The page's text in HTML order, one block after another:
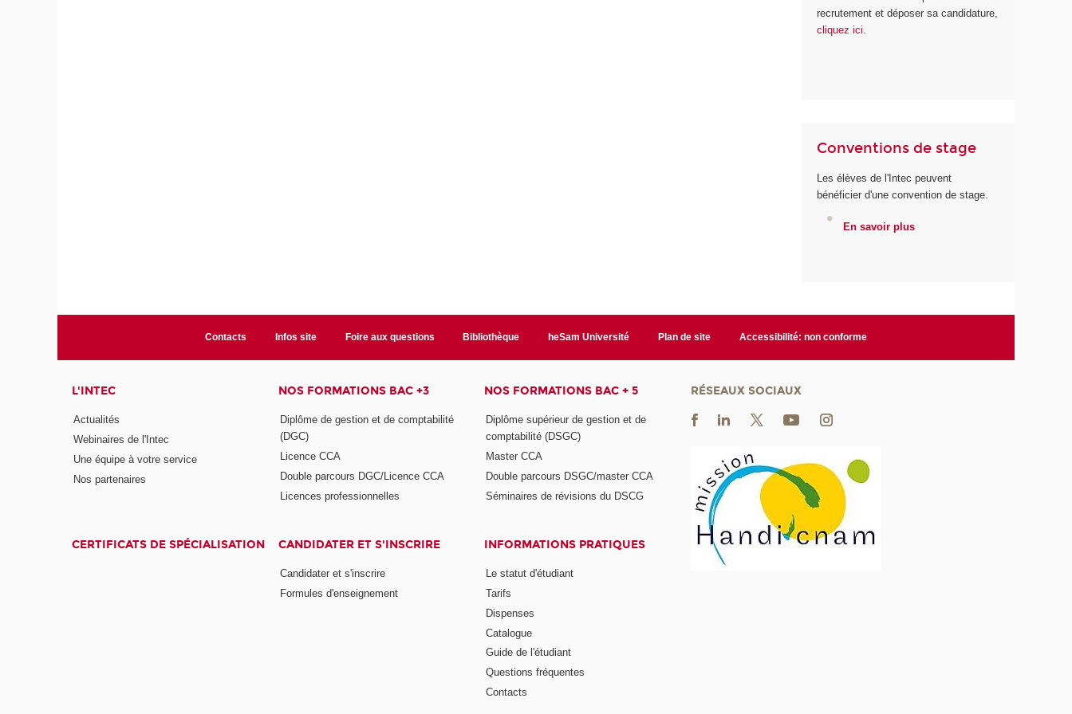
recrutement et déposer sa candidature,
cliquez ici
Conventions de stage
Les élèves de l'Intec peuvent
bénéficier d'une convention de stage.
En savoir plus
Contacts Infos site Foire aux questions Bibliothèque heSam Université Plan de site Accessibilité: non conforme
L'INTEC
Actualités
Webinaires de l'Intec
Une équipe à votre service
Nos partenaires
NOS FORMATIONS BAC +3
Diplôme de gestion et de comptabilité
(DGC)
Licence CCA
Double parcours DGC/Licence CCA
Licences professionnelles
NOS FORMATIONS BAC + 5
Diplôme supérieur de gestion et de
comptabilité (DSGC)
Master CCA
Double parcours DSGC/master CCA
Séminaires de révisions du DSCG
CERTIFICATS DE SPÉCIALISATION CANDIDATER ET S'INSCRIRE
Candidater et s'inscrire
Formules d'enseignement
INFORMATIONS PRATIQUES
Le statut d'étudiant
Tarifs
Dispenses
Catalogue
Guide de l'étudiant
Questions fréquentes
Contacts
RÉSEAUX SOCIAUX